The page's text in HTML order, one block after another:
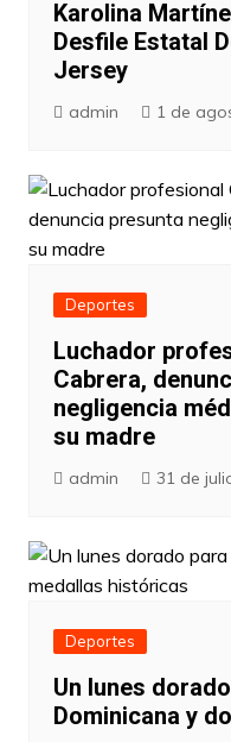
Karolina
Desfile Estatal
Jersey
admin 1 de
Deportes
Luchador
Cabrera,
negligencia
su madre
admin 31 de
Deportes
Un lunes
Dominicana y